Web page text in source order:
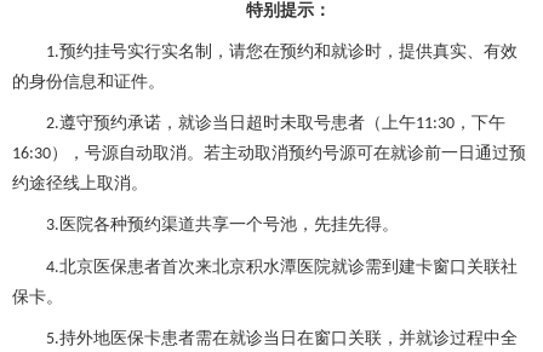
特别提示：
1.预约挂号实行实名制，请您在预约和就诊时，提供真实、有效
的身份信息和证件。
2.遵守预约承诺，就诊当日超时未取号患者（上午11:30 ，下午
16:30），号源自动取消。若主动取消预约号源可在就诊前一日通过预
约途径线上取消。
3. 医院各种预约渠道共享一个号池，先挂先得。
4.北京医保患者首次来北京积水潭医院就诊需到建卡窗口关联社
保卡。
5.持外地医保卡患者需在就诊当日在窗口关联，并就诊过程中全